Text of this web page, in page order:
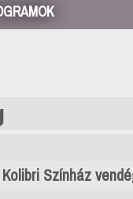
Színház